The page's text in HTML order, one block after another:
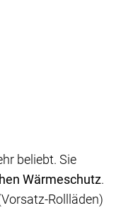
beliebt. Sie
Wärmeschutz.
Rollläden)